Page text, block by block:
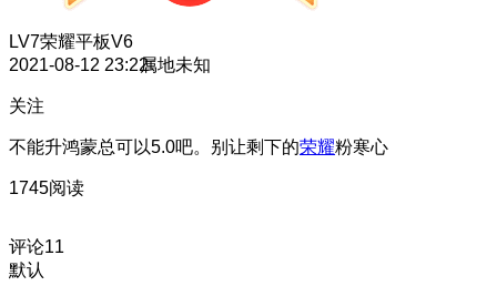
LV7荣耀平板V6
2021-08-12 23:22属地未知
关注
不能升鸿蒙总可以5.0吧。别让剩下的荣耀粉寒心
1745阅读
评论11
默认